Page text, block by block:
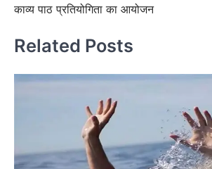
काव्य पाठ प्रतियोगिता का आयोजन
Related Posts